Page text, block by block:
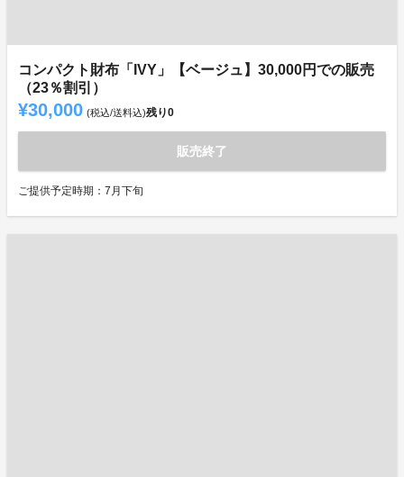
コンパクト財布「IVY」【ベージュ】30,000円での販売
（23％割引）
¥30,000 (税込/送料込)残り0
販売終了
ご提供予定時期：7月下旬